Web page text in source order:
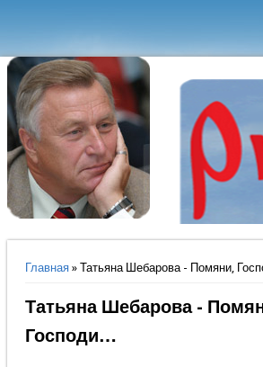
Вы здесь
Главная» Татьяна Шебарова - Помяни,
Татьяна Шебарова -
Господи…